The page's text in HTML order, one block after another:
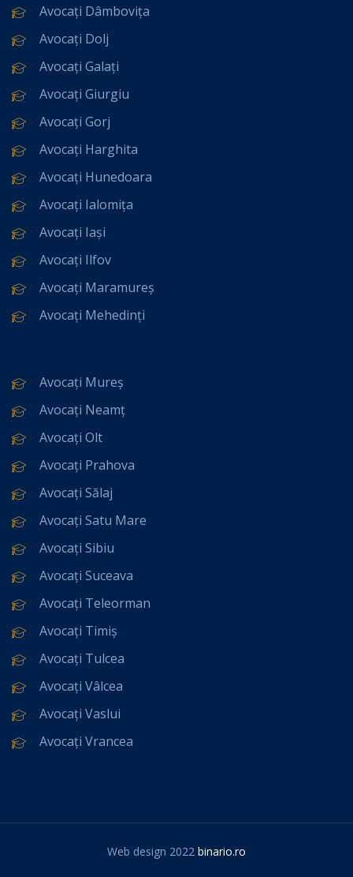
Avocați Dâmbovița
Avocați Dolj
Avocați Galați
Avocați Giurgiu
Avocați Gorj
Avocați Harghita
Avocați Hunedoara
Avocați Ialomița
Avocați Iași
Avocați Ilfov
Avocați Maramureș
Avocați Mehedinți
Avocați Mureș
Avocați Neamț
Avocați Olt
Avocați Prahova
Avocați Sălaj
Avocați Satu Mare
Avocați Sibiu
Avocați Suceava
Avocați Teleorman
Avocați Timiș
Avocați Tulcea
Avocați Vâlcea
Avocați Vaslui
Avocați Vrancea
Web design 2022 binario.ro